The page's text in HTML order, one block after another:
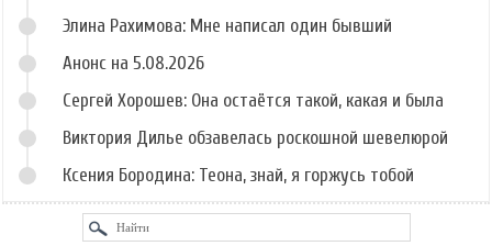
Элина Рахимова: Мне написал один бывший
Анонс на 5.08.2026
Сергей Хорошев: Она остаётся такой, какая и была
Виктория Дилье обзавелась роскошной шевелюрой
Ксения Бородина: Теона, знай, я горжусь тобой